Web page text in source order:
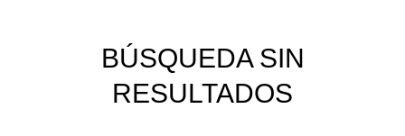
BÚSQUEDA SIN
RESULTADOS